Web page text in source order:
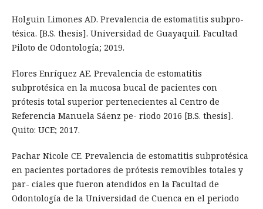
Holguin Limones AD. Prevalencia de estomatitis subpro-
tésica. [B.S. thesis]. Universidad de Guayaquil. Facultad
Piloto de Odontología; 2019.
Flores Enríquez AE. Prevalencia de estomatitis
subprotésica en la mucosa bucal de pacientes con
prótesis total superior pertenecientes al Centro de
Referencia Manuela Sáenz pe- riodo 2016 [B.S. thesis].
Quito: UCE; 2017.
Pachar Nicole CE. Prevalencia de estomatitis subprotésica
en pacientes portadores de prótesis removibles totales y
par- ciales que fueron atendidos en la Facultad de
Odontología de la Universidad de Cuenca en el periodo